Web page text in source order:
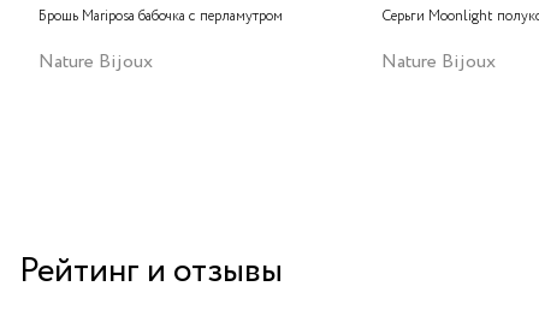
Брошь Mariposa бабочка с перламутром
Nature Bijoux
Серьги Moonlight
Nature Bijoux
Рейтинг и отзывы